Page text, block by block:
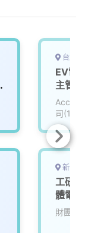
台北
EV電
主管_
司
新竹
工研
體電
財團法